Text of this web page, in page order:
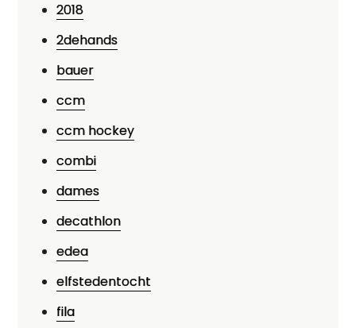
2018
2dehands
bauer
ccm
ccm hockey
combi
dames
decathlon
edea
elfstedentocht
fila